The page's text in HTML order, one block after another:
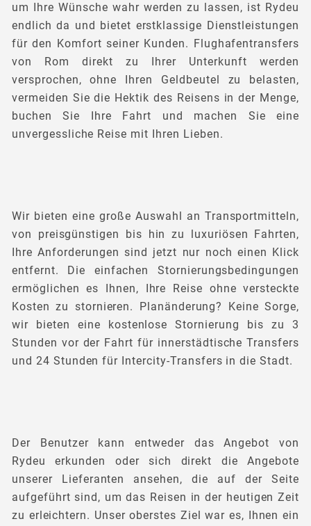
um Ihre Wünsche wahr werden zu lassen, ist Rydeu
endlich da und bietet erstklassige Dienstleistungen
für den Komfort seiner Kunden. Flughafentransfers
von Rom direkt zu Ihrer Unterkunft werden
versprochen, ohne Ihren Geldbeutel zu belasten,
vermeiden Sie die Hektik des Reisens in der Menge,
buchen Sie Ihre Fahrt und machen Sie eine
unvergessliche Reise mit Ihren Lieben.
Wir bieten eine große Auswahl an Transportmitteln,
von preisgünstigen bis hin zu luxuriösen Fahrten,
Ihre Anforderungen sind jetzt nur noch einen Klick
entfernt. Die einfachen Stornierungsbedingungen
ermöglichen es Ihnen, Ihre Reise ohne versteckte
Kosten zu stornieren. Planänderung? Keine Sorge,
wir bieten eine kostenlose Stornierung bis zu 3
Stunden vor der Fahrt für innerstädtische Transfers
und 24 Stunden für Intercity-Transfers in die Stadt.
Der Benutzer kann entweder das Angebot von
Rydeu erkunden oder sich direkt die Angebote
unserer Lieferanten ansehen, die auf der Seite
aufgeführt sind, um das Reisen in der heutigen Zeit
zu erleichtern. Unser oberstes Ziel war es, Ihnen ein